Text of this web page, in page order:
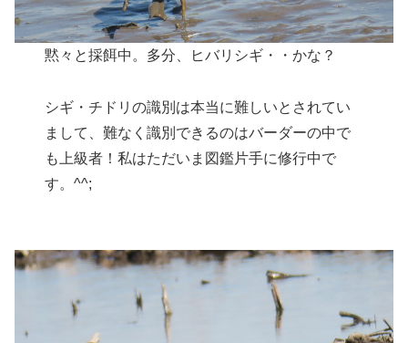
黙々と採餌中。多分、ヒバリシギ・・かな？
シギ・チドリの識別は本当に難しいとされてい
まして、難なく識別できるのはバーダーの中で
も上級者！私はただいま図鑑片手に修行中で
す。^^;